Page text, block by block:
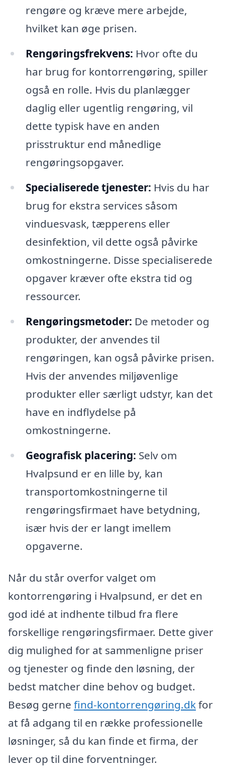
rengøre og kræve mere arbejde,
hvilket kan øge prisen.
Rengøringsfrekvens: Hvor ofte du
har brug for kontorrengøring, spiller
også en rolle. Hvis du planlægger
daglig eller ugentlig rengøring, vil
dette typisk have en anden
prisstruktur end månedlige
rengøringsopgaver.
Specialiserede tjenester: Hvis du har
brug for ekstra services såsom
vinduesvask, tæpperens eller
desinfektion, vil dette også påvirke
omkostningerne. Disse specialiserede
opgaver kræver ofte ekstra tid og
ressourcer.
Rengøringsmetoder: De metoder og
produkter, der anvendes til
rengøringen, kan også påvirke prisen.
Hvis der anvendes miljøvenlige
produkter eller særligt udstyr, kan det
have en indflydelse på
omkostningerne.
Geografisk placering: Selv om
Hvalpsund er en lille by, kan
transportomkostningerne til
rengøringsfirmaet have betydning,
især hvis der er langt imellem
opgaverne.
Når du står overfor valget om
kontorrengøring i Hvalpsund, er det en
god idé at indhente tilbud fra flere
forskellige rengøringsfirmaer. Dette giver
dig mulighed for at sammenligne priser
og tjenester og finde den løsning, der
bedst matcher dine behov og budget.
Besøg gerne find-kontorrengøring.dkfor
at få adgang til en række professionelle
løsninger, så du kan finde et firma, der
lever op til dine forventninger.